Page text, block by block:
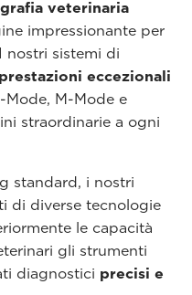
veterinaria
impressionante per
nostri sistemi di
prestazioni eccezionali
M-Mode e
straordinarie a ogni
standard, i nostri
di diverse tecnologie
le capacità
gli strumenti
diagnostici precisi e